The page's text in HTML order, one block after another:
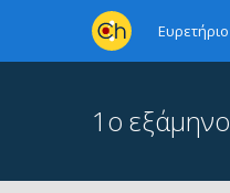
Ευρετήριο
1ο εξάμηνο